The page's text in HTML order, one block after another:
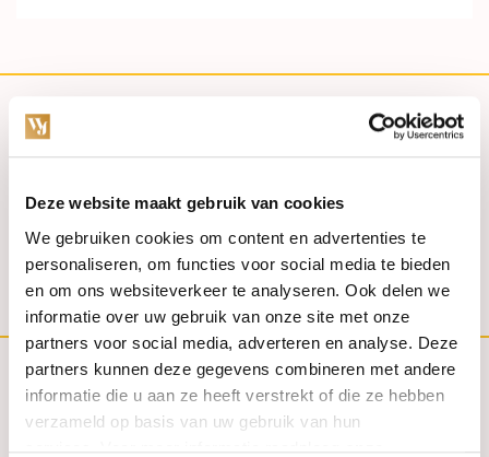
Deze website maakt gebruik van cookies
We gebruiken cookies om content en advertenties te
personaliseren, om functies voor social media te bieden
en om ons websiteverkeer te analyseren. Ook delen we
informatie over uw gebruik van onze site met onze
partners voor social media, adverteren en analyse. Deze
partners kunnen deze gegevens combineren met andere
informatie die u aan ze heeft verstrekt of die ze hebben
verzameld op basis van uw gebruik van hun
info@weerdjanssen.nl
Slotlaan 254-256 | 3701 GV Zeist
Klantenservice